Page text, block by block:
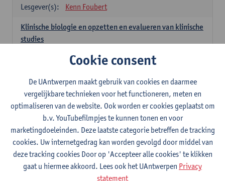
Lesgever(s):
Kenn Foubert
Klinische biologie en opzetten en evalueren van klinische
studies
Kathleen Deiteren
Judith Leurs
Glenn A L Van Den Bosch
Annick Van Riel
Ellen Verhavert
Steven Weekx
Apotheekstage I
2E SEM
12studiepunten
Lesgever(s):
Hans De Loof
Guido De Meyer
Filip Kiekens
Dominique Jans
Farmacotherapie en farmaceutische zorg II
Cookie consent
De UAntwerpen maakt gebruik van cookies en daarmee
vergelijkbare technieken voor het functioneren, meten en
optimaliseren van de website. Ook worden er cookies geplaatst om
b.v. YouTubefilmpjes te kunnen tonen en voor
marketingdoeleinden. Deze laatste categorie betreffen de tracking
cookies. Uw internetgedrag kan worden gevolgd door middel van
deze tracking cookies Door op 'Accepteer alle cookies' te klikken
gaat u hiermee akkoord. Lees ook het UAntwerpen Privacy
statement